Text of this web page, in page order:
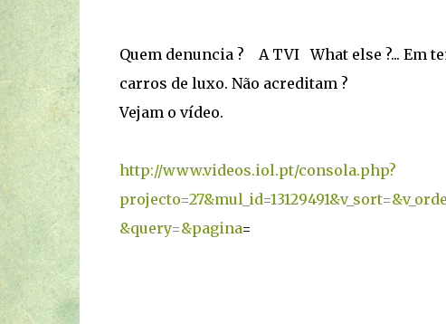
Quem denuncia ? A TVI What else ?... Em
carros de luxo. Não acreditam ?
Vejam o vídeo.
http://www.videos.iol.pt/consola.php?
&query=&pagina=